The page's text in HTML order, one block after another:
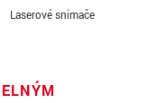
Laserové snímače